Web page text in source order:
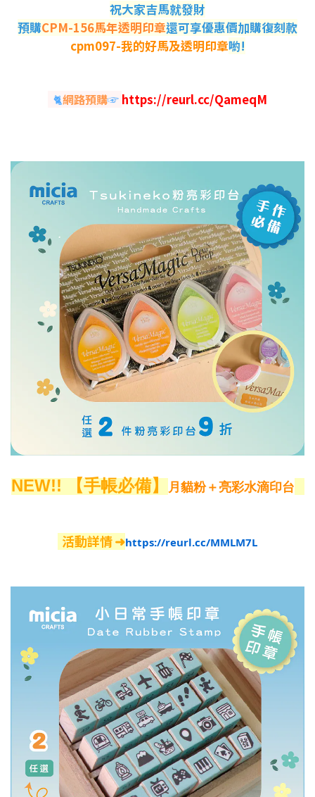
祝大家吉馬就發財
預購CPM-156馬年透明印章還可享優惠價加購復刻款
cpm097-我的好馬及透明印章喲!
🐈網路預購☞ https://reurl.cc/QameqM
NEW!! 【手帳必備】 月貓粉＋亮彩水滴印台
活動詳情➜https://reurl.cc/MMLM7L